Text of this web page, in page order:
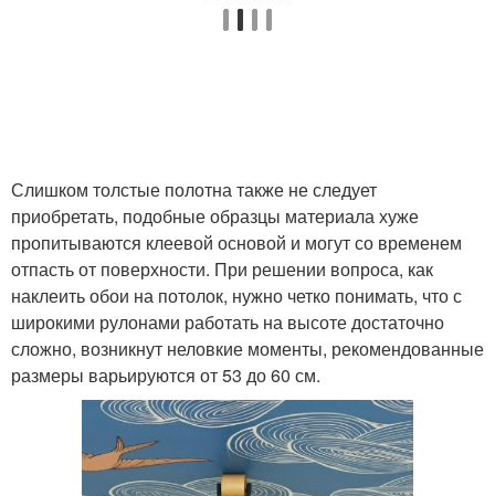
Слишком толстые полотна также не следует
приобретать, подобные образцы материала хуже
пропитываются клеевой основой и могут со временем
отпасть от поверхности. При решении вопроса, как
наклеить обои на потолок, нужно четко понимать, что с
широкими рулонами работать на высоте достаточно
сложно, возникнут неловкие моменты, рекомендованные
размеры варьируются от 53 до 60 см.